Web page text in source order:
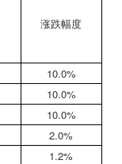
涨跌幅度
10.0%
10.0%
10.0%
2.0%
1.2%